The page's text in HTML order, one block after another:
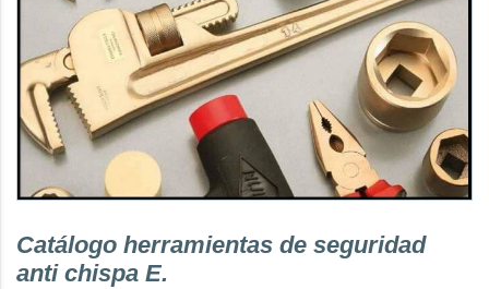
Catálogo herramientas de seguridad
anti chispa E.